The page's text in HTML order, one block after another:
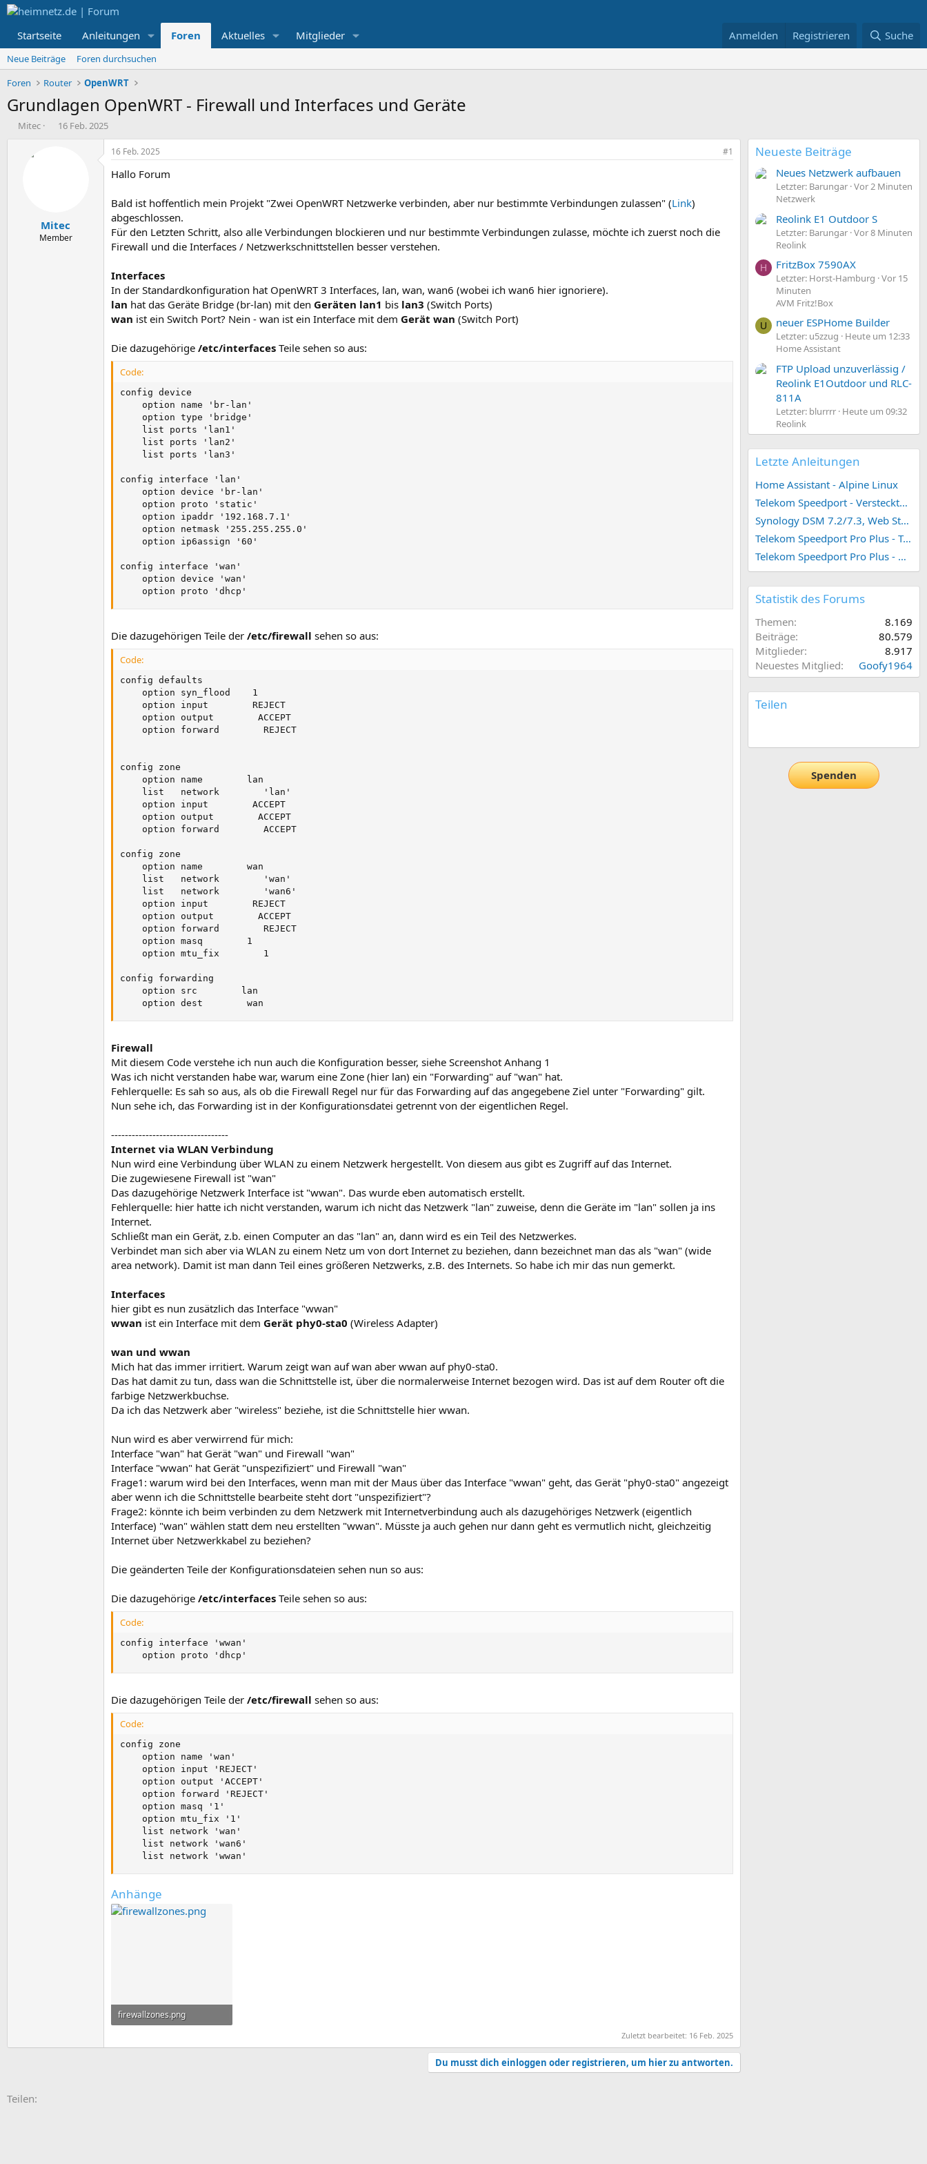
Startseite Anleitungen Foren Aktuelles Mitglieder Anmelden Registrieren Suche
Neue Beiträge
Foren durchsuchen
Foren
Router OpenWRT
Grundlagen OpenWRT - Firewall und Interfaces und Geräte
E
Mitec
E
a
m
16 Feb. 2025
Mitec
Member
16 Feb. 2025 #1
Hallo Forum
Bald ist hoffentlich mein Projekt "Zwei OpenWRT Netzwerke verbinden, aber nur bestimmte Verbindungen zulassen" (Link)
abgeschlossen.
Für den Letzten Schritt, also alle Verbindungen blockieren und nur bestimmte Verbindungen zulasse, möchte ich zuerst noch die
Firewall und die Interfaces / Netzwerkschnittstellen besser verstehen.
Interfaces
In der Standardkonfiguration hat OpenWRT 3 Interfaces, lan, wan, wan6 (wobei ich wan6 hier ignoriere).
lan hat das Geräte Bridge (br-lan) mit den Geräten lan1 bis lan3 (Switch Ports)
wan ist ein Switch Port? Nein - wan ist ein Interface mit dem Gerät wan (Switch Port)
Die dazugehörige /etc/interfaces Teile sehen so aus:
Code:
config device
    option name 'br-lan'
    option type 'bridge'
    list ports 'lan1'
    list ports 'lan2'
    list ports 'lan3'
config interface 'lan'
    option device 'br-lan'
    option proto 'static'
    option ipaddr '192.168.7.1'
    option netmask '255.255.255.0'
    option ip6assign '60'
config interface 'wan'
    option device 'wan'
    option proto 'dhcp'
Die dazugehörigen Teile der /etc/firewall sehen so aus:
Code:
config defaults
    option syn_flood    1
    option input        REJECT
    option output        ACCEPT
    option forward        REJECT
config zone
    option name        lan
    list   network        'lan'
    option input        ACCEPT
    option output        ACCEPT
    option forward        ACCEPT
config zone
    option name        wan
    list   network        'wan'
    list   network        'wan6'
    option input        REJECT
    option output        ACCEPT
    option forward        REJECT
    option masq        1
    option mtu_fix        1
config forwarding
    option src        lan
    option dest        wan
Firewall
Mit diesem Code verstehe ich nun auch die Konfiguration besser, siehe Screenshot Anhang 1
Was ich nicht verstanden habe war, warum eine Zone (hier lan) ein "Forwarding" auf "wan" hat.
Fehlerquelle: Es sah so aus, als ob die Firewall Regel nur für das Forwarding auf das angegebene Ziel unter "Forwarding" gilt.
Nun sehe ich, das Forwarding ist in der Konfigurationsdatei getrennt von der eigentlichen Regel.
----------------------------------
Internet via WLAN Verbindung
Nun wird eine Verbindung über WLAN zu einem Netzwerk hergestellt. Von diesem aus gibt es Zugriff auf das Internet.
Die zugewiesene Firewall ist "wan"
Das dazugehörige Netzwerk Interface ist "wwan". Das wurde eben automatisch erstellt.
Fehlerquelle: hier hatte ich nicht verstanden, warum ich nicht das Netzwerk "lan" zuweise, denn die Geräte im "lan" sollen ja ins
Internet.
Schließt man ein Gerät, z.b. einen Computer an das "lan" an, dann wird es ein Teil des Netzwerkes.
Verbindet man sich aber via WLAN zu einem Netz um von dort Internet zu beziehen, dann bezeichnet man das als "wan" (wide
area network). Damit ist man dann Teil eines größeren Netzwerks, z.B. des Internets. So habe ich mir das nun gemerkt.
Interfaces
hier gibt es nun zusätzlich das Interface "wwan"
wwan ist ein Interface mit dem Gerät phy0-sta0 (Wireless Adapter)
wan und wwan
Mich hat das immer irritiert. Warum zeigt wan auf wan aber wwan auf phy0-sta0.
Das hat damit zu tun, dass wan die Schnittstelle ist, über die normalerweise Internet bezogen wird. Das ist auf dem Router oft die
farbige Netzwerkbuchse.
Da ich das Netzwerk aber "wireless" beziehe, ist die Schnittstelle hier wwan.
Nun wird es aber verwirrend für mich:
Interface "wan" hat Gerät "wan" und Firewall "wan"
Interface "wwan" hat Gerät "unspezifiziert" und Firewall "wan"
Frage1: warum wird bei den Interfaces, wenn man mit der Maus über das Interface "wwan" geht, das Gerät "phy0-sta0" angezeigt
aber wenn ich die Schnittstelle bearbeite steht dort "unspezifiziert"?
Frage2: könnte ich beim verbinden zu dem Netzwerk mit Internetverbindung auch als dazugehöriges Netzwerk (eigentlich
Interface) "wan" wählen statt dem neu erstellten "wwan". Müsste ja auch gehen nur dann geht es vermutlich nicht, gleichzeitig
Internet über Netzwerkkabel zu beziehen?
Die geänderten Teile der Konfigurationsdateien sehen nun so aus:
Die dazugehörige /etc/interfaces Teile sehen so aus:
Code:
config interface 'wwan'
    option proto 'dhcp'
Die dazugehörigen Teile der /etc/firewall sehen so aus:
Code:
config zone
    option name 'wan'
    option input 'REJECT'
    option output 'ACCEPT'
    option forward 'REJECT'
    option masq '1'
    option mtu_fix '1'
    list network 'wan'
    list network 'wan6'
    list network 'wwan'
Anhänge
firewallzones.png
Zuletzt bearbeitet: 16 Feb. 2025
Du musst dich einloggen oder registrieren, um hier zu antworten.
Teilen:
Neueste Beiträge
Neues Netzwerk aufbauen
Letzter: Barungar Vor 2 Minuten
Netzwerk
Reolink E1 Outdoor S
Letzter: Barungar Vor 8 Minuten
Reolink
H FritzBox 7590AX
Letzter: Horst-Hamburg Vor 15
Minuten
AVM Fritz!Box
U neuer ESPHome Builder
Letzter: u5zzug
Heute um 12:33
Home Assistant
FTP Upload unzuverlässig /
Reolink E1Outdoor und RLC-
811A
Letzter: blurrrr Heute um 09:32
Reolink
Letzte Anleitungen
Home Assistant - Alpine Linux
Telekom Speedport - Versteckte Konfigurationen
Synology DSM 7.2/7.3, Web Station 4, Webdienst und Webportal erstellen (ehemals vHost)
Telekom Speedport Pro Plus - Telefonie einrichten
Telekom Speedport Pro Plus - Netzwerk einrichten
Statistik des Forums
Themen
8.169
Beiträge
80.579
Mitglieder
8.917
Neuestes Mitglied
Goofy1964
Teilen
Spenden